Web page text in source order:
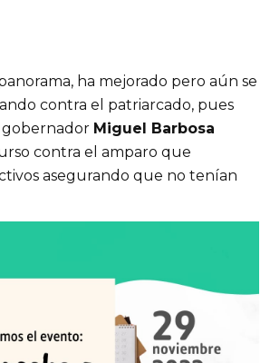
ha mejorado pero aún se
contra el patriarcado, pues
Miguel Barbosa
contra el amparo que
asegurando que no tenían